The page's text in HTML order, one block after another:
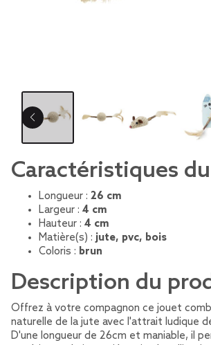
Caractéristiques
Longueur : 26 cm
Largeur : 4 cm
Hauteur : 4 cm
Matière(s) : jute, pvc, bois
Coloris : brun
Description du
Offrez à votre compagnon ce jouet
naturelle de la jute avec l'attrait ludique
D'une longueur de 26cm et maniable, il